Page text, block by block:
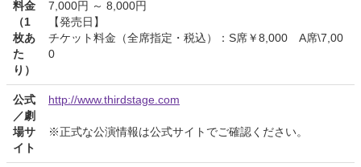
料金
（1
枚あ
た
り）
7,000円 ～ 8,000円
【発売日】
チケット料金（全席指定・税込）：S席￥8,000 A席\7,00
0
公式
／劇
場サ
イト
http://www.thirdstage.com
※正式な公演情報は公式サイトでご確認ください。